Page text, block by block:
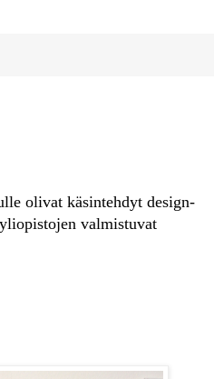
olivat käsintehdyt design-
valmistuvat